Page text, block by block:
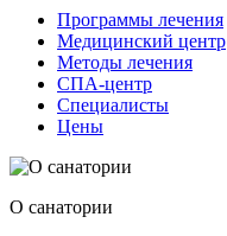
Программы лечения
Медицинский центр
Методы лечения
СПА-центр
Специалисты
Цены
О санатории